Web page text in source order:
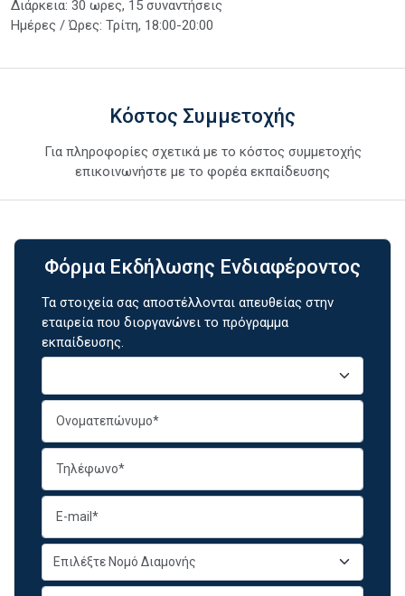
Διάρκεια: 30 ωρες, 15 συναντήσεις
Ημέρες / Ώρες: Τρίτη, 18:00-20:00
Κόστος Συμμετοχής
Για πληροφορίες σχετικά με το κόστος συμμετοχής
επικοινωνήστε με το φορέα εκπαίδευσης
Φόρμα Εκδήλωσης Ενδιαφέροντος
Τα στοιχεία σας αποστέλλονται απευθείας στην
εταιρεία που διοργανώνει το πρόγραμμα
εκπαίδευσης.